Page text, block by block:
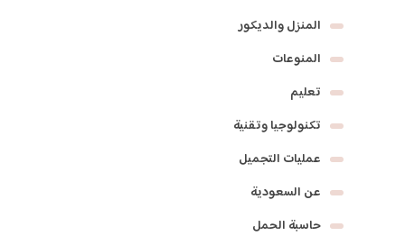
المنزل والديكور
المنوعات
تعليم
تكنولوجيا وتقنية
عمليات التجميل
عن السعودية
حاسبة الحمل